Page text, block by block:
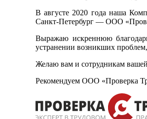
В августе 2020 года наша
Санкт-Петербург — ООО
Выражаю искреннюю
устранении возникших
Желаю вам и сотрудникам
Рекомендуем ООО «Проверка